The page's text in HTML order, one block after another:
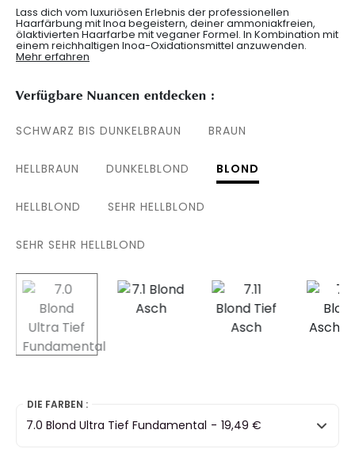
Lass dich vom luxuriösen Erlebnis der professionellen
Haarfärbung mit Inoa begeistern, deiner ammoniakfreien,
ölaktivierten Haarfarbe mit veganer Formel. In Kombination mit
einem reichhaltigen Inoa-Oxidationsmittel anzuwenden.
Mehr erfahren
Verfügbare Nuancen entdecken :
SCHWARZ BIS DUNKELBRAUN BRAUN
HELLBRAUN DUNKELBLOND BLOND
HELLBLOND SEHR HELLBLOND
SEHR SEHR HELLBLOND
selected
DIE FARBEN :
7.0 Blond Ultra Tief Fundamental - 19,49 €